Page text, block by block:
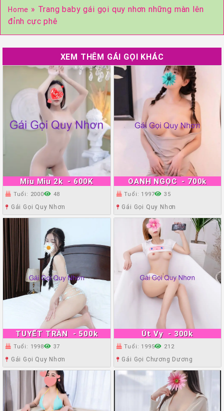
Home » Trang baby gái gọi quy nhơn những màn lên
đỉnh cực phê
XEM THÊM GÁI GỌI KHÁC
Miu Miu 2k - 600K
Tuổi: 2000 48
Gái Gọi Quy Nhơn
OANH NGỌC - 700k
Tuổi: 1997 35
Gái Gọi Quy Nhơn
TUYẾT TRẦN - 500k
Tuổi: 1998 37
Gái Gọi Quy Nhơn
Út Vy - 300k
Tuổi: 1995 212
Gái Gọi Chương Dương